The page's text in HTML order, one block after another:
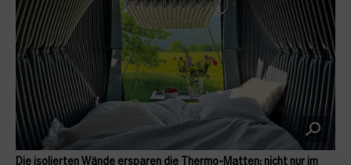
Die isolierten Wände ersparen die Thermo-Matten; nicht nur im